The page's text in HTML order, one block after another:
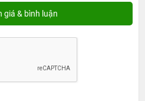
chắn hơn nhiều lần. Đặc biệt, nhất
dụng bàn phím Backlight, thuận